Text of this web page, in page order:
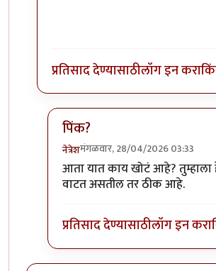
प्रतिसाद देण्यासाठीलॉग इन करा
पिंक?
नेत्रेशमंगळवार, 28/04/2026 03:33
In reply toअसले दळभद्री लेख
आता यात काय खोटं आहे? तुम्हाला
वाटत असतील तर ठीक आहे.
प्रतिसाद देण्यासाठीलॉग इन करा